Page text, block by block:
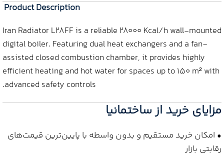
Product Description
Iran Radiator L28FF is a reliable 28000 Kcal/h wall-mounted
digital boiler. Featuring dual heat exchangers and a fan-
assisted closed combustion chamber, it provides highly
efficient heating and hot water for spaces up to 150 m² with
advanced safety controls.
مزایای خرید از ساختمانیا
• امکان خرید مستقیم و بدون واسطه با پایین‌ترین قیمت‌های
رقابتی بازار